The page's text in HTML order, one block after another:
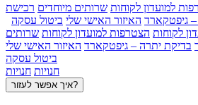
למועדון לקוחות שרותים מיוחדים רכישת
גיפטקארד האיזור האישי שלי ביטול עסקה
לקוחות הצטרפות למועדון לקוחות שרותים
בדיקת יתרה – גיפטקארד האיזור האישי שלי
ביטול עסקה
חנויות חנויות
איך אפשר לעזור?